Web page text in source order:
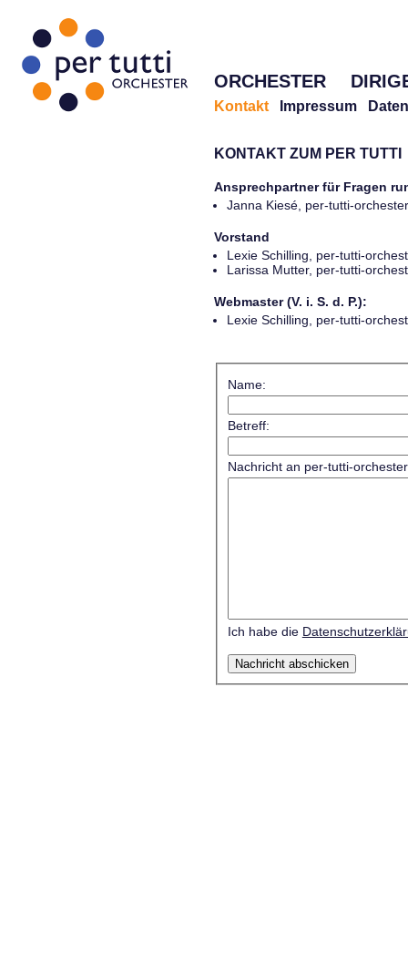
ORCHESTER
Kontakt Impressum
KONTAKT ZUM PER TUTTI
Ansprechpartner für Fragen
Janna Kiesé, per-tutti-
Vorstand
Lexie Schilling, per-tutti-
Larissa Mutter, per-tutti-
Webmaster (V. i. S. d. P.):
Lexie Schilling, per-tutti-
Name:
Betreff:
Nachricht an per-tutti-
Ich habe die